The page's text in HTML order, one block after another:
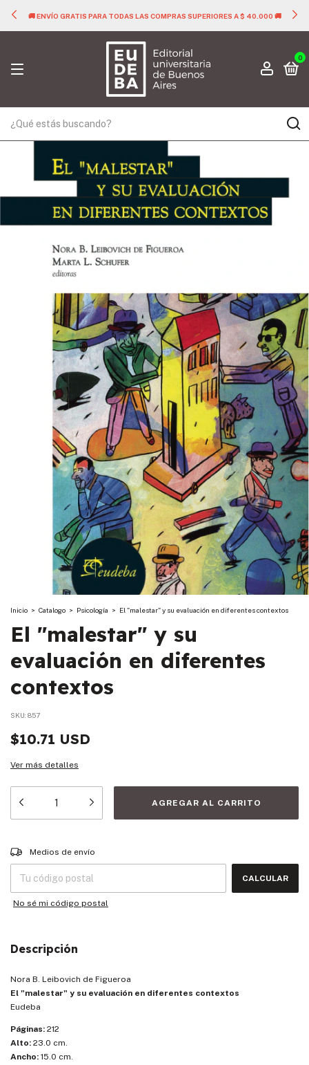
🚚 ENVÍO GRATIS PARA TODAS LAS COMPRAS SUPERIORES A $ 40.000 🚚
0
Inicio > Catalogo > Psicología > El "malestar" y su evaluación en diferentes contextos
El "malestar" y su
evaluación en diferentes
contextos
SKU: 857
$10.71 USD
Ver más detalles
Entregas para el CP:
Medios de envío
CALCULAR
No sé mi código postal
Descripción
Nora B. Leibovich de Figueroa
El "malestar" y su evaluación en diferentes contextos
Eudeba
Páginas: 212
Alto: 23.0 cm.
Ancho: 15.0 cm.